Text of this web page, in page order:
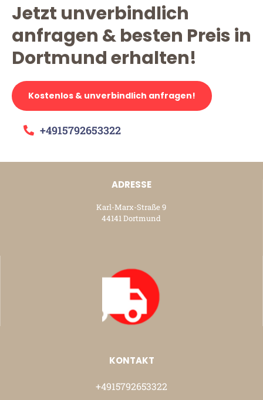
Jetzt unverbindlich
anfragen & besten Preis in
Dortmund erhalten!
Kostenlos & unverbindlich anfragen!
+4915792653322
ADRESSE
Karl-Marx-Straße 9
44141 Dortmund
KONTAKT
+4915792653322